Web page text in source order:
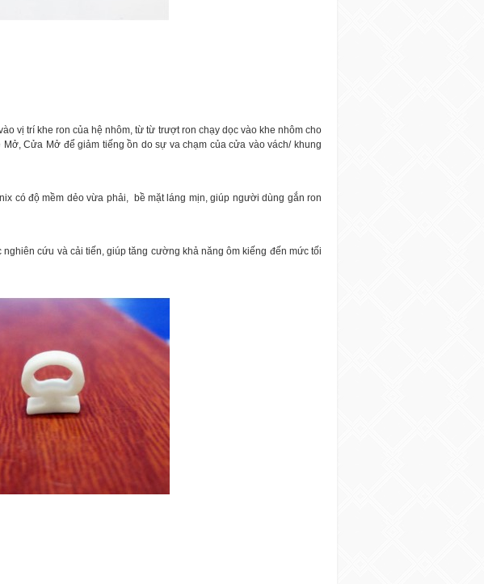
vị trí khe ron của hệ nhôm, từ từ trượt ron chạy dọc vào khe nhôm cho
Cửa Mở để giảm tiếng ồn do sự va chạm của cửa vào vách/ khung
có độ mềm dẻo vừa phải, bề mặt láng mịn, giúp người dùng gắn ron
cứu và cải tiến, giúp tăng cường khả năng ôm kiếng đến mức tối